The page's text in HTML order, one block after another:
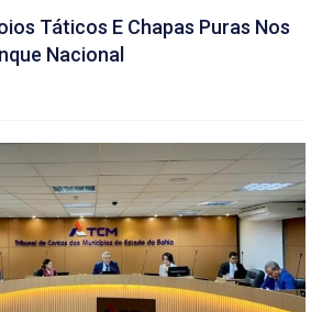
Táticos E Chapas Puras Nos
Nacional